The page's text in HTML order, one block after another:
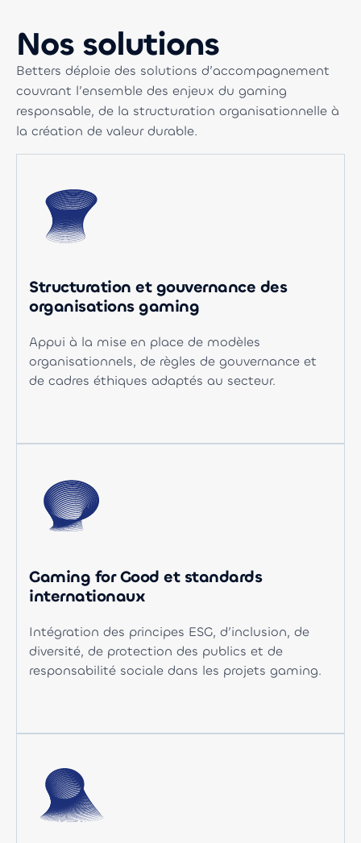
Nos solutions
Betters déploie des solutions d’accompagnement
couvrant l’ensemble des enjeux du gaming
responsable, de la structuration organisationnelle à
la création de valeur durable.
Structuration et gouvernance des
organisations gaming
Appui à la mise en place de modèles
organisationnels, de règles de gouvernance et
de cadres éthiques adaptés au secteur.
Gaming for Good et standards
internationaux
Intégration des principes ESG, d’inclusion, de
diversité, de protection des publics et de
responsabilité sociale dans les projets gaming.